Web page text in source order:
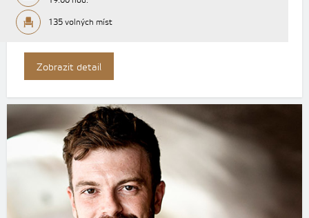
135 volných míst
Zobrazit detail